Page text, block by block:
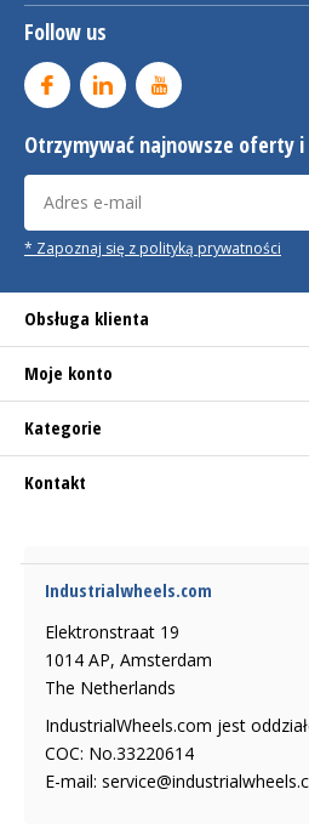
Follow us
Otrzymywać najnowsze oferty i
* Zapoznaj się z polityką prywatności
Obsługa klienta
Moje konto
Kategorie
Kontakt
Industrialwheels.com
Elektronstraat 19
1014 AP, Amsterdam
The Netherlands
IndustrialWheels.com jest
COC: No.33220614
E-mail: